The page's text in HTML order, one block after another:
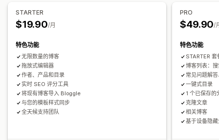
展示选项
精选博客文章 相关博客文章 自定义代码
SEO 评分 审核 内容分析
STARTER
$19.90/月
特色功能
无限数量的博客
拖放式编辑器
作者、产品和目录
实时 SEO 评分工具
将现有博客导入 Bloggle
与您的模板样式同步
全天候支持团队
PRO
$49.90/
特色功能
STARTER
博客列表：
常见问题解
一键式目录
1 个已保存的
克隆文章
相关博客
基于设备隐